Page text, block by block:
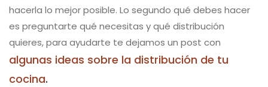
hacerla lo mejor posible. Lo segundo qué debes hacer
es preguntarte qué necesitas y qué distribución
quieres, para ayudarte te dejamos un post con
algunas ideas sobre la distribución de tu
cocina.